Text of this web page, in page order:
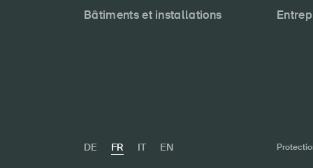
Bâtiments et installations
DE FR IT EN